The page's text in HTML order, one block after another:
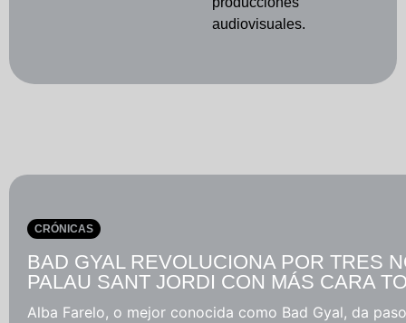
Barras
Noticias
Entrevistas
Foodie
audiovisuales.
CRÓNICAS
BAD GYAL REVOLUCIONA POR TRES
PALAU SANT JORDI CON MÁS CARA
Alba Farelo, o mejor conocida como Bad Gyal, da